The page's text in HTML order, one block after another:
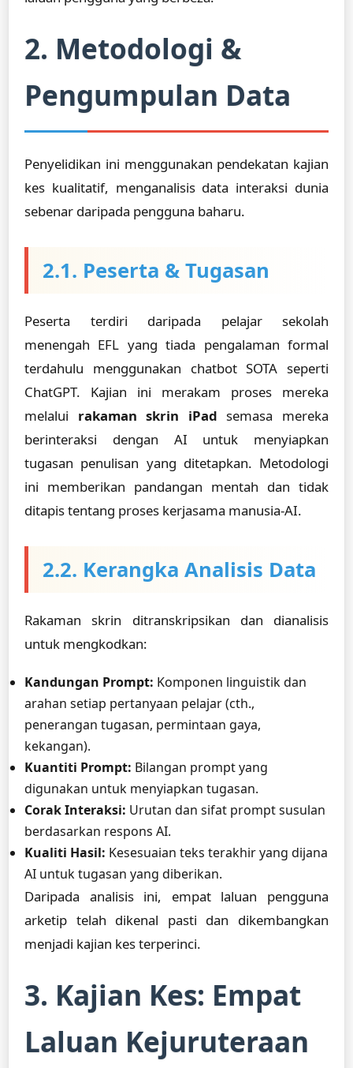
2. Metodologi &
Pengumpulan Data
Penyelidikan ini menggunakan pendekatan kajian
kes kualitatif, menganalisis data interaksi dunia
sebenar daripada pengguna baharu.
2.1. Peserta & Tugasan
Peserta terdiri daripada pelajar sekolah
menengah EFL yang tiada pengalaman formal
terdahulu menggunakan chatbot SOTA seperti
ChatGPT. Kajian ini merakam proses mereka
melalui rakaman skrin iPad semasa mereka
berinteraksi dengan AI untuk menyiapkan
tugasan penulisan yang ditetapkan. Metodologi
ini memberikan pandangan mentah dan tidak
ditapis tentang proses kerjasama manusia-AI.
2.2. Kerangka Analisis Data
Rakaman skrin ditranskripsikan dan dianalisis
untuk mengkodkan:
Kandungan Prompt: Komponen linguistik dan
arahan setiap pertanyaan pelajar (cth.,
penerangan tugasan, permintaan gaya,
kekangan).
Kuantiti Prompt: Bilangan prompt yang
digunakan untuk menyiapkan tugasan.
Corak Interaksi: Urutan dan sifat prompt susulan
berdasarkan respons AI.
Kualiti Hasil: Kesesuaian teks terakhir yang dijana
AI untuk tugasan yang diberikan.
Daripada analisis ini, empat laluan pengguna
arketip telah dikenal pasti dan dikembangkan
menjadi kajian kes terperinci.
3. Kajian Kes: Empat
Laluan Kejuruteraan